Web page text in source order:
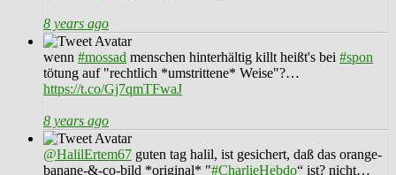
8 years ago
wenn #mossad menschen hinterhältig killt heißt's bei #spon
tötung auf "rechtlich *umstrittene* Weise"?…
https://t.co/Gj7qmTFwaJ
8 years ago
@HalilErtem67 guten tag halil, ist gesichert, daß das orange-
banane-&-co-bild *original* "#CharlieHebdo“ ist? nicht…